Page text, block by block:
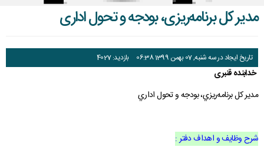
مدير کل برنامه‌ريزی، بودجه و تحول اداری
تاریخ ایجاد در سه شنبه, 07 بهمن 1399 06:38 بازدید: 4027
خدابنده قنبری
مدير کل برنامه‌ريزي، بودجه و تحول اداري
شرح وظایف و اهداف دفتر :
راهنمای فعالان اقتصادی
قانون برنامه هفتم توسعه
آئین نامه ها
بخشنامه ها